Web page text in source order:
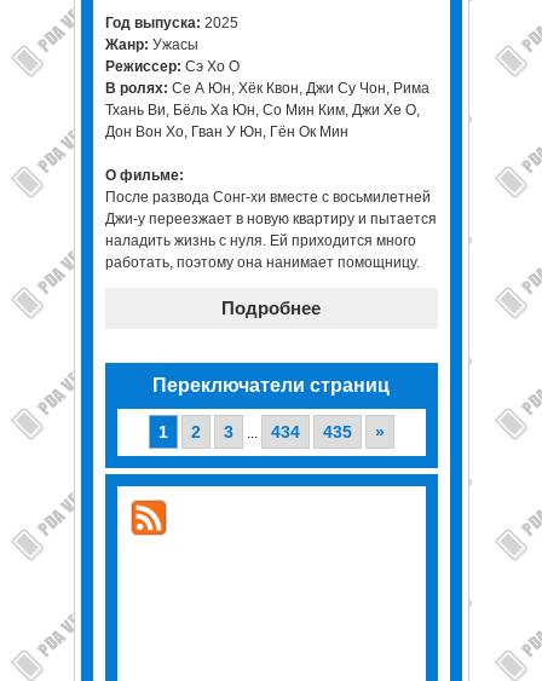
Год выпуска: 2025
Жанр: Ужасы
Режиссер: Сэ Хо О
В ролях: Се А Юн, Хёк Квон, Джи Су Чон, Рима
Тхань Ви, Бёль Ха Юн, Со Мин Ким, Джи Хе О,
Дон Вон Хо, Гван У Юн, Гён Ок Мин
О фильме:
После развода Сонг-хи вместе с восьмилетней
Джи-у переезжает в новую квартиру и пытается
наладить жизнь с нуля. Ей приходится много
работать, поэтому она нанимает помощницу.
Подробнее
Переключатели страниц
1 2 3 ... 434 435 »